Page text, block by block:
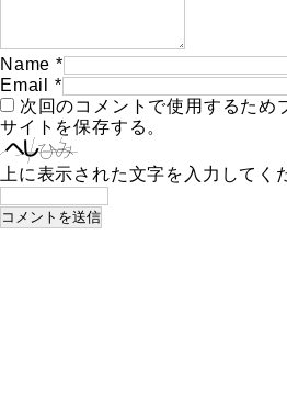
Name *
Email
*
次回のコメントで使用するため
サイトを保存する。
上に表示された文字を入力してく